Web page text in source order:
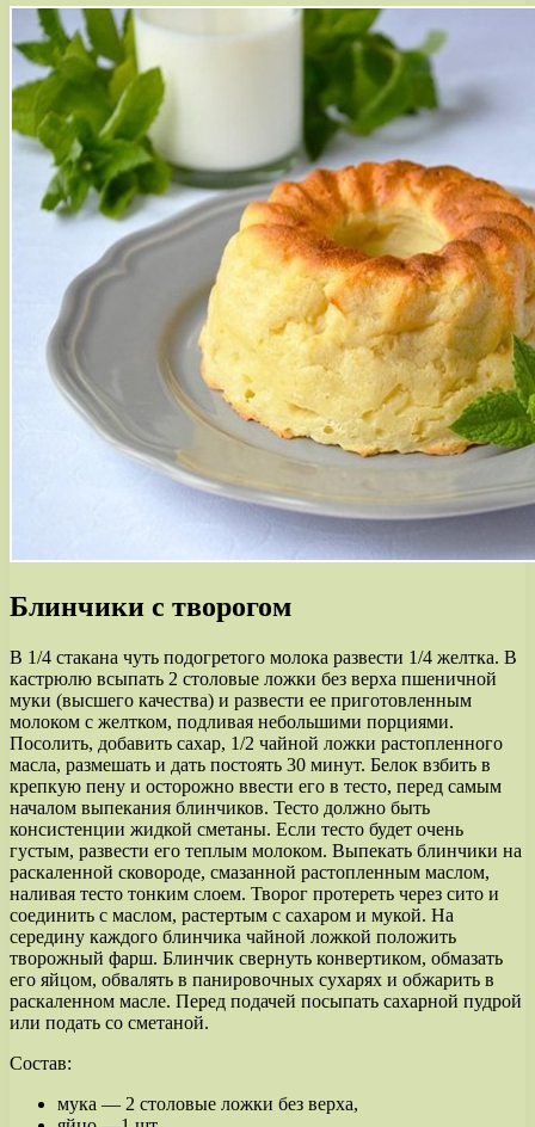
Блинчики с творогом
В 1/4 стакана чуть подогретого молока развести 1/4 желтка. В
кастрюлю всыпать 2 столовые ложки без верха пшеничной
муки (высшего качества) и развести ее приготовленным
молоком с желтком, подливая небольшими порциями.
Посолить, добавить сахар, 1/2 чайной ложки растопленного
масла, размешать и дать постоять 30 минут. Белок взбить в
крепкую пену и осторожно ввести его в тесто, перед самым
началом выпекания блинчиков. Тесто должно быть
консистенции жидкой сметаны. Если тесто будет очень
густым, развести его теплым молоком. Выпекать блинчики на
раскаленной сковороде, смазанной растопленным маслом,
наливая тесто тонким слоем. Творог протереть через сито и
соединить с маслом, растертым с сахаром и мукой. На
середину каждого блинчика чайной ложкой положить
творожный фарш. Блинчик свернуть конвертиком, обмазать
его яйцом, обвалять в панировочных сухарях и обжарить в
раскаленном масле. Перед подачей посыпать сахарной пудрой
или подать со сметаной.
Состав:
мука — 2 столовые ложки без верха,